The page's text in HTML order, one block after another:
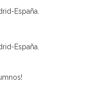
España.
España.